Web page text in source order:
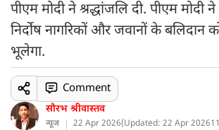
पीएम मोदी ने श्रद्धांजलि दी. पीएम मोदी
निर्दोष नागरिकों और जवानों के बलिदान
भूलेगा.
सौरभ श्रीवास्तव
न्यूज 22 Apr 2026(Updated: 22 Apr 2026
Comment